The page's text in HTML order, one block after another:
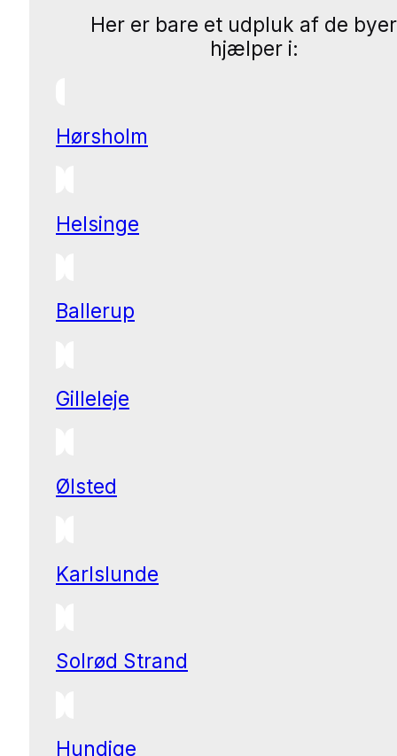
Her er bare et udpluk af de
hjælper i:
Hørsholm
Helsinge
Ballerup
Gilleleje
Ølsted
Karlslunde
Solrød Strand
Hundige